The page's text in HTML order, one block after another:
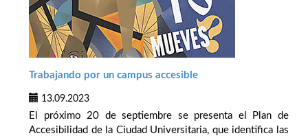
Trabajando por un campus accesible
13.09.2023
El próximo 20 de septiembre se presenta el Plan de
Accesibilidad de la Ciudad Universitaria, que identifica las